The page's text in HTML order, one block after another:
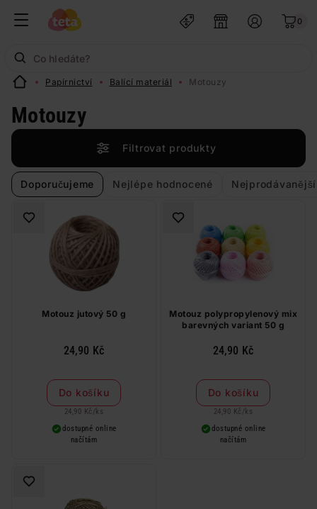
0
Papírnictví Balící materiál Motouzy
Motouzy
Filtrovat produkty
Doporučujeme Nejlépe hodnocené Nejprodávanější
Motouz jutový 50 g
24,90 Kč
Do košíku
24,90 Kč / ks
dostupné online
načítám
Motouz polypropylenový mix
barevných variant 50 g
24,90 Kč
Do košíku
24,90 Kč / ks
dostupné online
načítám